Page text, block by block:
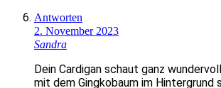
Antworten
2. November 2023
Sandra
Dein Cardigan schaut ganz
mit dem Gingkobaum im Hintergrund